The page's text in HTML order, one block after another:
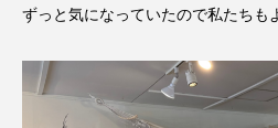
ずっと気になっていたので私たちも